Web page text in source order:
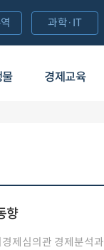
물 경제교육
과학·IT
향
제심의관 경제분석과